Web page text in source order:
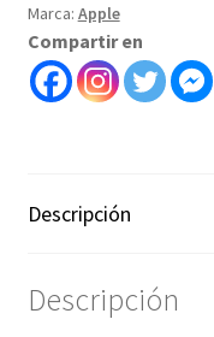
Marca: Apple
Compartir en
Descripción
Descripción